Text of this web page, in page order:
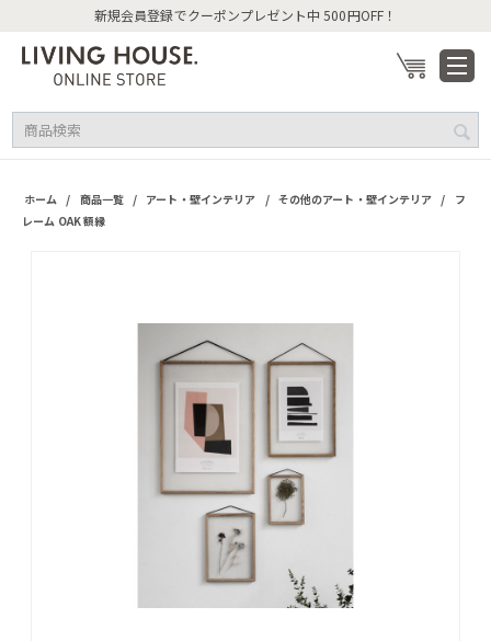
新規会員登録でクーポンプレゼント中 500円OFF！
ホーム / 商品一覧 / アート・壁インテリア / その他のアート・壁インテリア /
フ
レーム OAK 額縁